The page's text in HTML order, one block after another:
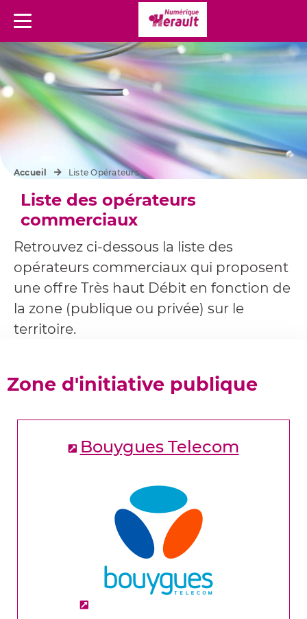
Menu
Liste des opérateurs
commerciaux
Accueil Liste Opérateurs
Retrouvez ci-dessous la liste des
opérateurs commerciaux qui proposent
une offre Très haut Débit en fonction de
la zone (publique ou privée) sur le
territoire.
Zone d'initiative publique
Bouygues Telecom